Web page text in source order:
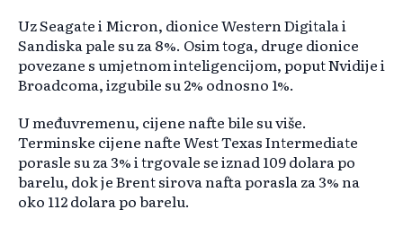
Uz Seagate i Micron, dionice Western Digitala i
Sandiska pale su za 8%. Osim toga, druge dionice
povezane s umjetnom inteligencijom, poput Nvidije i
Broadcoma, izgubile su 2% odnosno 1%.
U međuvremenu, cijene nafte bile su više.
Terminske cijene nafte West Texas Intermediate
porasle su za 3% i trgovale se iznad 109 dolara po
barelu, dok je Brent sirova nafta porasla za 3% na
oko 112 dolara po barelu.